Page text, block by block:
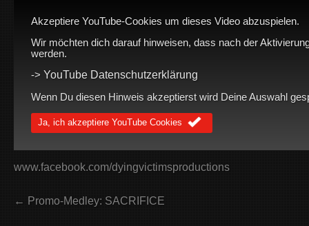
Akzeptiere YouTube-Cookies um dieses Video abzuspielen.
Wir möchten dich darauf hinweisen, dass nach der
werden.
-> YouTube Datenschutzerklärung
Wenn Du diesen Hinweis akzeptierst wird Deine Auswahl
Ja, ich akzeptiere YouTube Cookies
www.facebook.com/dyingvictimsproductions
← Promo-Medley: SACRIFICE